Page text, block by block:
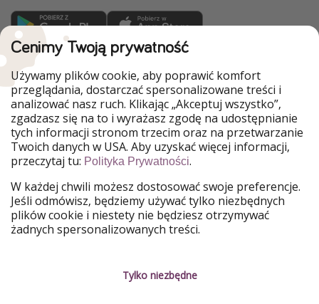
WakacyjniPiraci są częścią Grupy HolidayPirates
Nasze rynki
PiratinViaggio
HolidayPirates
VakantiePiraten
VoyagesPirates
Ferienpiraten
Urlaubspiraten
Urlaubspiraten
ViajerosPiratas
TravelPirates
Nasza grupa
HolidayPirates Group
Poznaj nas! Informacje prawne
Cenimy Twoją prywatność
Używamy plików cookie, aby poprawić komfort
przeglądania, dostarczać spersonalizowane treści i
analizować nasz ruch. Klikając „Akceptuj wszystko”,
zgadzasz się na to i wyrażasz zgodę na udostępnianie
tych informacji stronom trzecim oraz na przetwarzanie
Twoich danych w USA. Aby uzyskać więcej informacji,
przeczytaj tu: Polityka Prywatności.
W każdej chwili możesz dostosować swoje preferencje.
Jeśli odmówisz, będziemy używać tylko niezbędnych
plików cookie i niestety nie będziesz otrzymywać
żadnych spersonalizowanych treści.
Tylko niezbędne